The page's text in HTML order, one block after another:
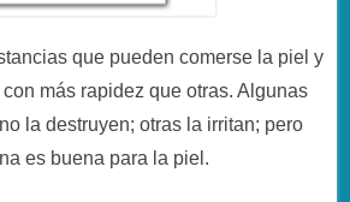
que pueden comerse la piel y
más rapidez que otras. Algunas
la destruyen; otras la irritan; pero
es buena para la piel.